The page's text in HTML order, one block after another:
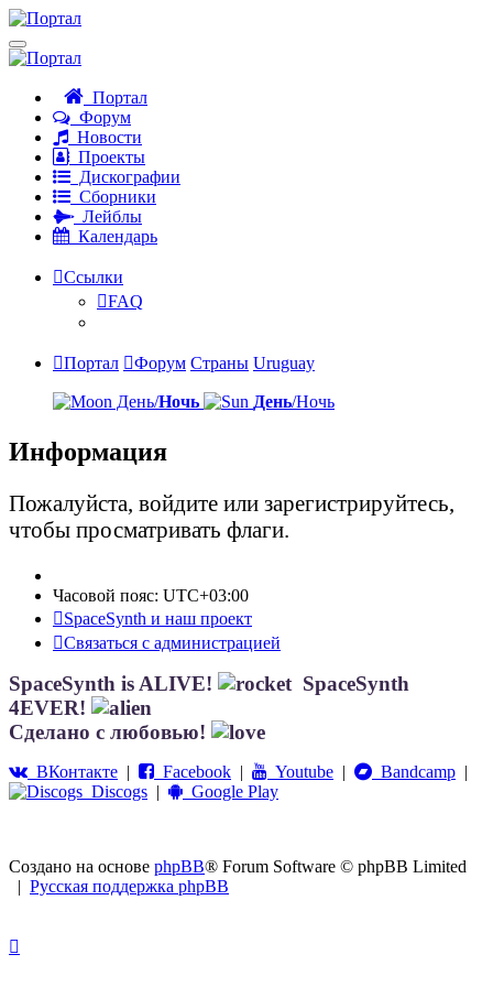
Портал
Форум
Новости
Проекты
Дискографии
Сборники
Лейблы
Календарь
Ссылки
FAQ
Портал Форум Страны Uruguay
День/Ночь День/Ночь
Информация
Пожалуйста, войдите или зарегистрируйтесь,
чтобы просматривать флаги.
Часовой пояс: UTC+03:00
SpaceSynth и наш проект
Связаться с администрацией
SpaceSynth is ALIVE!
SpaceSynth
4EVER!
Сделано с любовью!
ВКонтакте | Facebook | Youtube | Bandcamp |
Discogs | Google Play
Создано на основе phpBB® Forum Software © phpBB Limited
| Русская поддержка phpBB